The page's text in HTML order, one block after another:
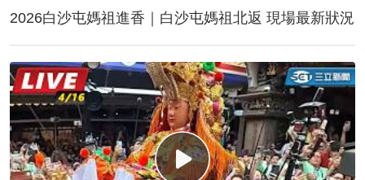
2026白沙屯媽祖進香｜白沙屯媽祖北返 現場最新狀況